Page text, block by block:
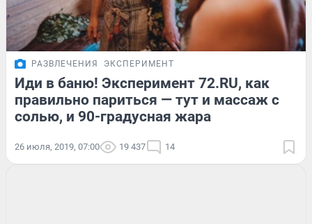
РАЗВЛЕЧЕНИЯ ЭКСПЕРИМЕНТ
Иди в баню! Эксперимент 72.RU, как
правильно париться — тут и массаж с
солью, и 90-градусная жара
26 июля, 2019, 07:00 19 437 14